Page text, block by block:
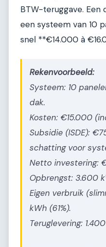
BTW-teruggave. Een
een systeem van 10
snel **€14.000 à
Rekenvoorbeeld:
Systeem: 10
dak.
Kosten: €15.000
Subsidie (ISDE):
schatting voor
Netto investering:
Opbrengst: 3.600
Eigen verbruik
kWh (61%).
Teruglevering: